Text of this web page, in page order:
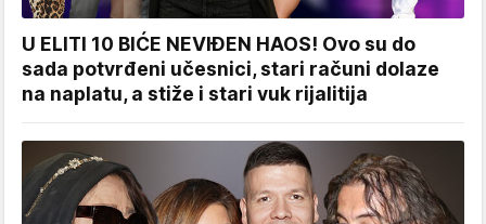
U ELITI 10 BIĆE NEVIĐEN HAOS! Ovo su do
sada potvrđeni učesnici, stari računi dolaze
na naplatu, a stiže i stari vuk rijalitija